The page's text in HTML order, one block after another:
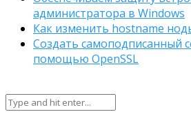
администратора в Windows
Как изменить hostname
Создать самоподписанный
помощью OpenSSL